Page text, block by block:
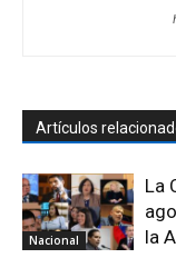
Artículos
Nacional
La
la